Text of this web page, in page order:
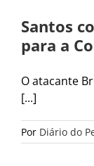
Santos
para a
O atacante
[...]
Por Diário do